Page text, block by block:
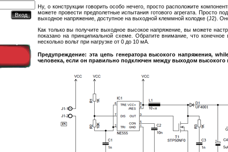
Ну, о конструкции говорить особо нечего, просто расположите
можете провести предполетные испытания готового агрегата. Просто
выходное напряжение, доступное на выходной клеммной колодке (J2).
Как только вы получите выходное высокое напряжение, вы можете
показано на принципиальной схеме. Обратите внимание, что
несколько вольт при нагрузке от 0 до 10 мА.
Предупреждение: эта цепь генератора высокого напряжения,
человека, если он правильно подключен между выходом высокого